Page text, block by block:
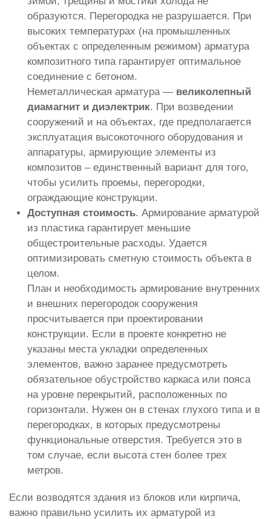
образуются. Перегородка не разрушается. При
высоких температурах (на промышленных
объектах с определенным режимом) арматура
композитного типа гарантирует оптимальное
соединение с бетоном.
Неметаллическая арматура — великолепный
диамагнит и диэлектрик. При возведении
сооружений и на объектах, где предполагается
эксплуатация высокоточного оборудования и
аппаратуры, армирующие элементы из
композитов – единственный вариант для того,
чтобы усилить проемы, перегородки,
ограждающие конструкции.
Доступная стоимость. Армирование арматурой
из пластика гарантирует меньшие
общестроительные расходы. Удается
оптимизировать сметную стоимость объекта в
целом.
План и необходимость армирование внутренних
и внешних перегородок сооружения
просчитывается при проектировании
конструкции. Если в проекте конкретно не
указаны места укладки определенных
элементов, важно заранее предусмотреть
обязательное обустройство каркаса или пояса
на уровне перекрытий, расположенных по
горизонтали. Нужен он в стенах глухого типа и в
перегородках, в которых предусмотрены
функциональные отверстия. Требуется это в
том случае, если высота стен более трех
метров.
Если возводятся здания из блоков или кирпича,
важно правильно усилить их арматурой из